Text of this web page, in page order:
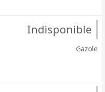
Indisponible
Gazole